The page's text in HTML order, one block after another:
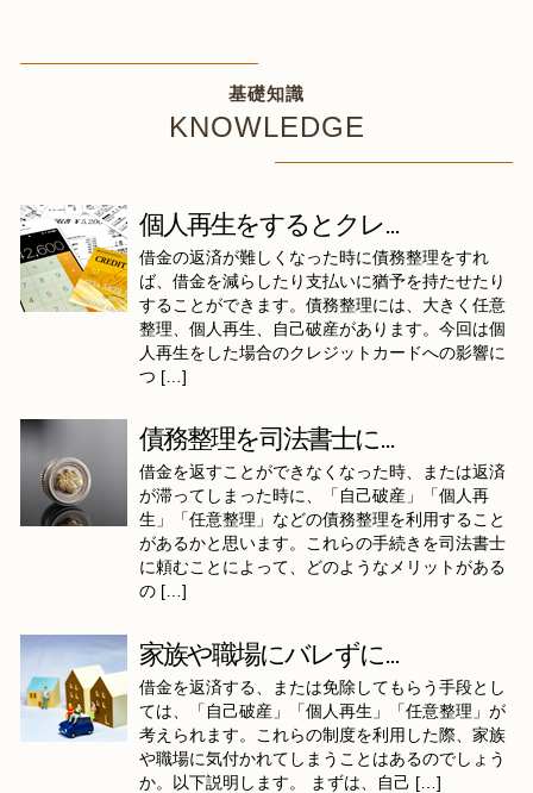
基礎知識
KNOWLEDGE
個人再生をするとクレ...
借金の返済が難しくなった時に債務整理をすれ
ば、借金を減らしたり支払いに猶予を持たせたり
することができます。債務整理には、大きく任意
整理、個人再生、自己破産があります。今回は個
人再生をした場合のクレジットカードへの影響に
つ […]
債務整理を司法書士に...
借金を返すことができなくなった時、または返済
が滞ってしまった時に、「自己破産」「個人再
生」「任意整理」などの債務整理を利用すること
があるかと思います。これらの手続きを司法書士
に頼むことによって、どのようなメリットがある
の […]
家族や職場にバレずに...
借金を返済する、または免除してもらう手段とし
ては、「自己破産」「個人再生」「任意整理」が
考えられます。これらの制度を利用した際、家族
や職場に気付かれてしまうことはあるのでしょう
か。以下説明します。 まずは、自己 […]